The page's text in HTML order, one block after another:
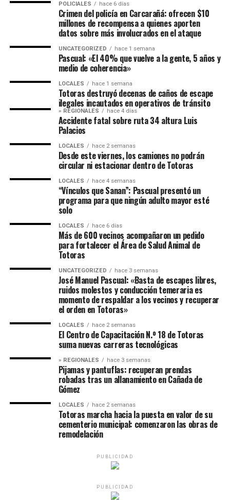
POLICIALES hace 6 días
Crimen del policía en Carcarañá: ofrecen $10
millones de recompensa a quienes aporten
datos sobre más involucrados en el ataque
UNCATEGORIZED hace 1 semana
Pascual: «El 40% que vuelve a la gente, 5 años y
medio de coherencia»
LOCALES hace 1 semana
Totoras destruyó decenas de caños de escape
ilegales incautados en operativos de tránsito
» REGIONALES hace 4 días
Accidente fatal sobre ruta 34 altura Luis
Palacios
LOCALES hace 2 semanas
Desde este viernes, los camiones no podrán
circular ni estacionar dentro de Totoras
LOCALES hace 4 semanas
“Vínculos que Sanan”: Pascual presentó un
programa para que ningún adulto mayor esté
solo
LOCALES hace 6 días
Más de 600 vecinos acompañaron un pedido
para fortalecer el Área de Salud Animal de
Totoras
UNCATEGORIZED hace 3 semanas
José Manuel Pascual: «Basta de escapes libres,
ruidos molestos y conducción temeraria es
momento de respaldar a los vecinos y recuperar
el orden en Totoras»
LOCALES hace 2 semanas
El Centro de Capacitación N.º 18 de Totoras
suma nuevas carreras tecnológicas
» REGIONALES hace 3 semanas
Pijamas y pantuflas: recuperan prendas
robadas tras un allanamiento en Cañada de
Gómez
LOCALES hace 2 semanas
Totoras marcha hacia la puesta en valor de su
cementerio municipal: comenzaron las obras de
remodelación
PUBLICIDAD
PUBLICIDAD